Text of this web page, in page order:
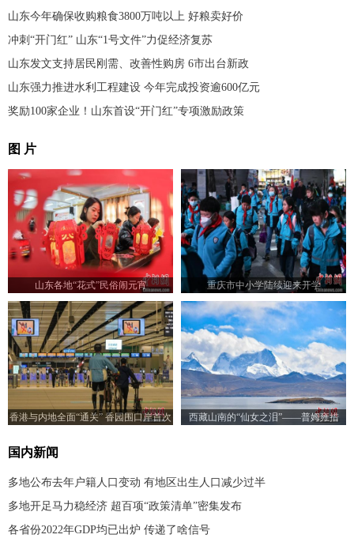
山东今年确保收购粮食3800万吨以上 好粮卖好价
冲刺“开门红” 山东“1号文件”力促经济复苏
山东发文支持居民刚需、改善性购房 6市出台新政
山东强力推进水利工程建设 今年完成投资逾600亿元
奖励100家企业！山东首设“开门红”专项激励政策
图 片
山东各地“花式”民俗闹元宵 重庆市中小学陆续迎来开学
香港与内地全面“通关” 香园围口岸首次
西藏山南的“仙女之泪”——普姆雍措
国内新闻
多地公布去年户籍人口变动 有地区出生人口减少过半
多地开足马力稳经济 超百项“政策清单”密集发布
各省份2022年GDP均已出炉 传递了啥信号